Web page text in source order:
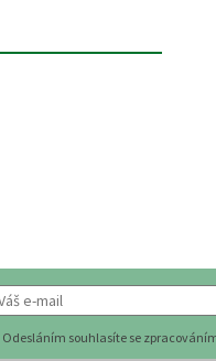
Odesláním souhlasíte se